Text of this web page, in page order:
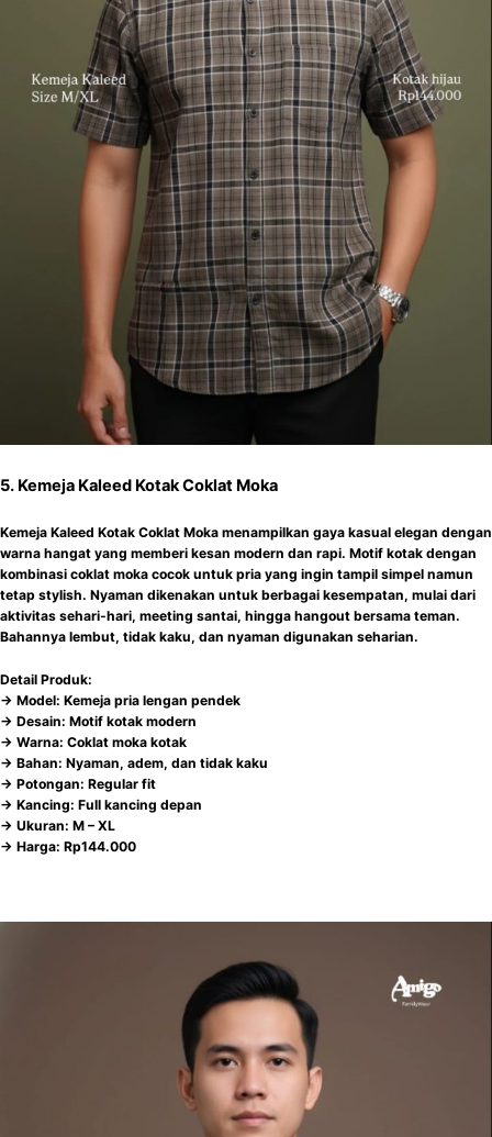
5. Kemeja Kaleed Kotak Coklat Moka
Kemeja Kaleed Kotak Coklat Moka menampilkan gaya kasual elegan dengan
warna hangat yang memberi kesan modern dan rapi. Motif kotak dengan
kombinasi coklat moka cocok untuk pria yang ingin tampil simpel namun
tetap stylish. Nyaman dikenakan untuk berbagai kesempatan, mulai dari
aktivitas sehari-hari, meeting santai, hingga hangout bersama teman.
Bahannya lembut, tidak kaku, dan nyaman digunakan seharian.
Detail Produk:
-> Model: Kemeja pria lengan pendek
-> Desain: Motif kotak modern
-> Warna: Coklat moka kotak
-> Bahan: Nyaman, adem, dan tidak kaku
-> Potongan: Regular fit
-> Kancing: Full kancing depan
-> Ukuran: M – XL
-> Harga: Rp144.000